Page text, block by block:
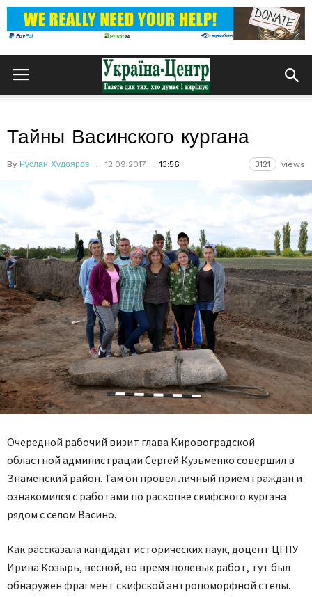
Тайны Васинского кургана
By Руслан Худояров 12.09.2017 13:56 3121 views
Очередной рабочий визит глава Кировоградской
областной администрации Сергей Кузьменко совершил в
Знаменский район. Там он провел личный прием граждан и
ознакомился с работами по раскопке скифского кургана
рядом с селом Васино.
Как рассказала кандидат исторических наук, доцент ЦГПУ
Ирина Козырь, весной, во время полевых работ, тут был
обнаружен фрагмент скифской антропоморфной стелы.